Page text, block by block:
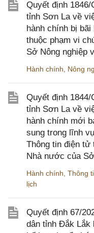
Quyết định
tỉnh Sơn La về
hành chính bị
thuộc phạm vi
Sở Nông nghiệp
Hành chính Nông
Quyết định
tỉnh Sơn La về
hành chính mới
sung trong lĩnh
Thông tin điện tử
Nhà nước của
Hành chính Thông
lịch
Quyết định 67/
dân tỉnh Đắk Lắk